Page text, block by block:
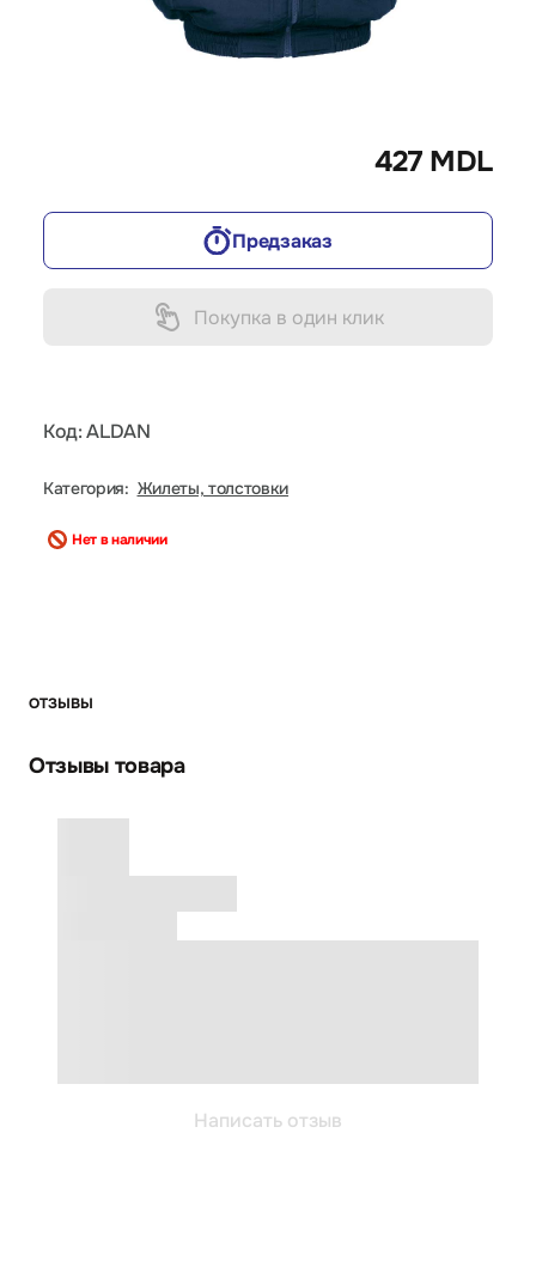
427 MDL
Предзаказ
Покупка в один клик
Код: ALDAN
Категория: Жилеты, толстовки
Нет в наличии
ОТЗЫВЫ
Отзывы товара
Написать отзыв